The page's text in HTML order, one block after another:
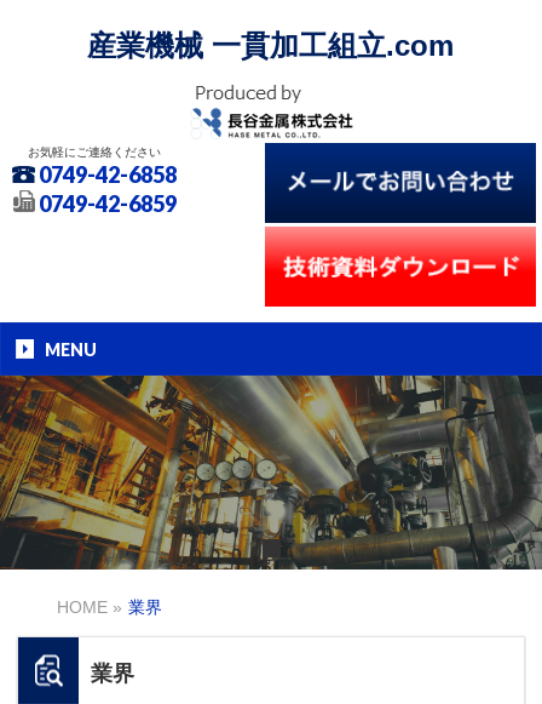
産業機械 一貫加工組立.com
お気軽にご連絡ください
0749-42-6858
0749-42-6859
MENU
HOME » 業界
業界